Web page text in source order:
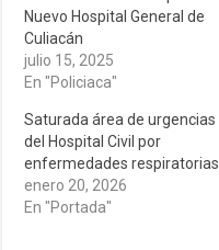
Nuevo Hospital General de
Culiacán
julio 15, 2025
En "Policiaca"
Saturada área de urgencias
del Hospital Civil por
enfermedades respiratorias
enero 20, 2026
En "Portada"